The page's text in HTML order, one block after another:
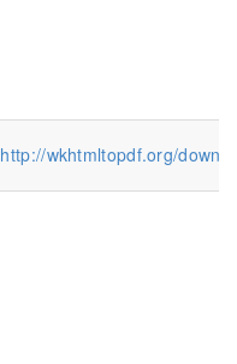
http://wkhtmltopdf.org/